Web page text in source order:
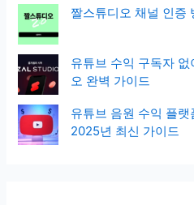
짤스튜디오 채널 인증
유튜브 수익 구독자
오 완벽 가이드
유튜브 음원 수익 플
2025년 최신 가이드